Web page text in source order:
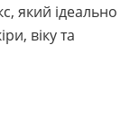
який ідеально
віку та